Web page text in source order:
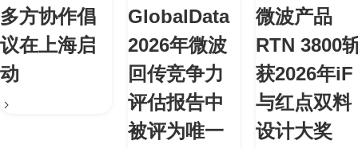
多方协作倡
议在上海启
动
GlobalData
2026年微波
回传竞争力
评估报告中
被评为唯一
微波产品
RTN 3800
获2026年iF
与红点双料
设计大奖